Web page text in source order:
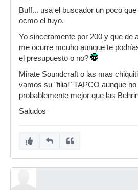
Buff... usa el buscador un poco
ocmo el tuyo.
Yo sinceramente por 200 y que de
me ocurre mcuho aunque te
el presupuesto o no?
Mirate Soundcraft o las mas
vamos su "filial" TAPCO aunque
probablemente mejor que las
Saludos